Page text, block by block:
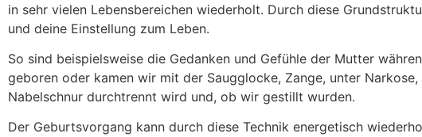
in sehr vielen Lebensbereichen wiederholt. Durch diese
und deine Einstellung zum Leben.
So sind beispielsweise die Gedanken und Gefühle der Mutter
geboren oder kamen wir mit der Saugglocke, Zange, unter
Nabelschnur durchtrennt wird und, ob wir gestillt wurden.
Der Geburtsvorgang kann durch diese Technik energetisch